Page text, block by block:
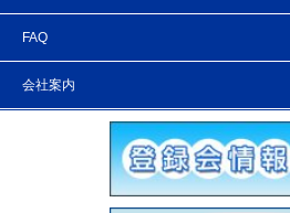
FAQ
会社案内